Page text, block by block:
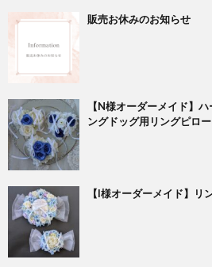
販売お休みのお知らせ
【N様オーダーメイド】
ングドッグ用リングピロー
【I様オーダーメイド】リ